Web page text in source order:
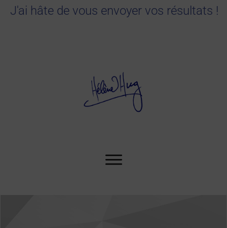
J'ai hâte de vous envoyer vos résultats !